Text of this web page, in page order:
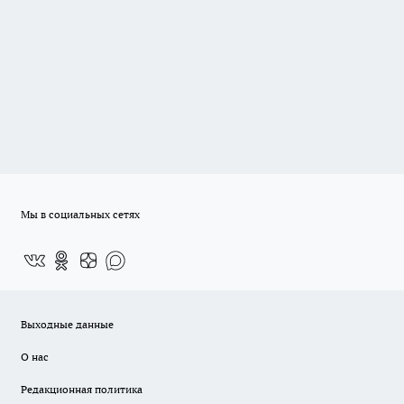
Мы в социальных сетях
Выходные данные
О нас
Редакционная политика